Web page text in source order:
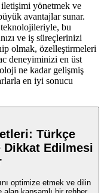
yönetmek ve
avantajlar sunar.
teknolojileriyle, bu
ve iş süreçlerinizi
olmak, özelleştirmeleri
deneyiminizi en üst
ne kadar gelişmiş
en iyi sonucu
Türkçe
Dikkat Edilmesi
optimize etmek ve dilin